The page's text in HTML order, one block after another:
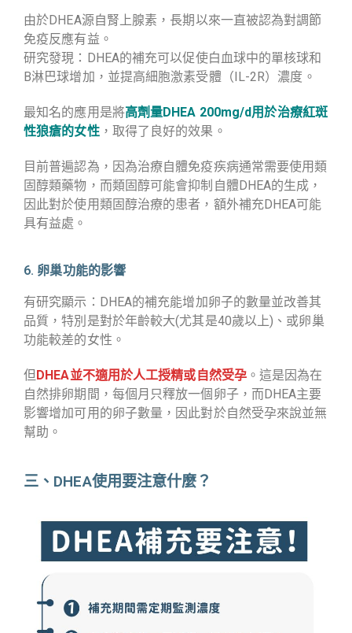
由於DHEA源自腎上腺素，長期以來一直被認為對調節
免疫反應有益。
研究發現：DHEA的補充可以促使白血球中的單核球和
B淋巴球增加，並提高細胞激素受體（IL-2R）濃度。
最知名的應用是將高劑量DHEA 200mg/d用於治療紅斑
性狼瘡的女性，取得了良好的效果。
目前普遍認為，因為治療自體免疫疾病通常需要使用類
固醇類藥物，而類固醇可能會抑制自體DHEA的生成，
因此對於使用類固醇治療的患者，額外補充DHEA可能
具有益處。
6. 卵巢功能的影響
有研究顯示：DHEA的補充能增加卵子的數量並改善其
品質，特別是對於年齡較大(尤其是40歲以上)、或卵巢
功能較差的女性。
但DHEA並不適用於人工授精或自然受孕。這是因為在
自然排卵期間，每個月只釋放一個卵子，而DHEA主要
影響增加可用的卵子數量，因此對於自然受孕來說並無
幫助。
三、DHEA使用要注意什麼？